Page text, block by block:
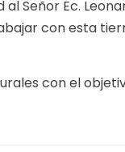
Señor Ec.
con esta
con el